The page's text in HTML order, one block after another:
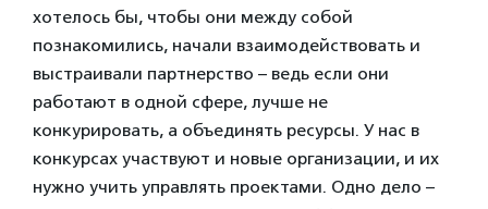
хотелось бы, чтобы они между собой
познакомились, начали взаимодействовать и
выстраивали партнерство – ведь если они
работают в одной сфере, лучше не
конкурировать, а объединять ресурсы. У нас в
конкурсах участвуют и новые организации, и их
нужно учить управлять проектами. Одно дело –